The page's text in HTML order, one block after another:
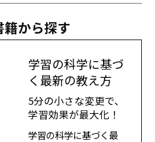
籍から探す
学習の科学に基づ
く最新の教え方
5分の小さな変更で、
学習効果が最大化！
学習の科学に基づく最